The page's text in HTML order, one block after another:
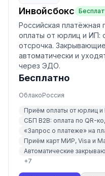
Инвойсбокс
Российская платёжная
оплаты от юрлиц и ИП:
отсрочка.
автоматически и
через ЭДО.
Бесплатно
ОблакоРоссия
Приём оплаты от юрлиц и
СБП B2B: оплата по QR-
«Запрос о платеже» на
Приём карт МИР, Visa и
Автоматические
+7